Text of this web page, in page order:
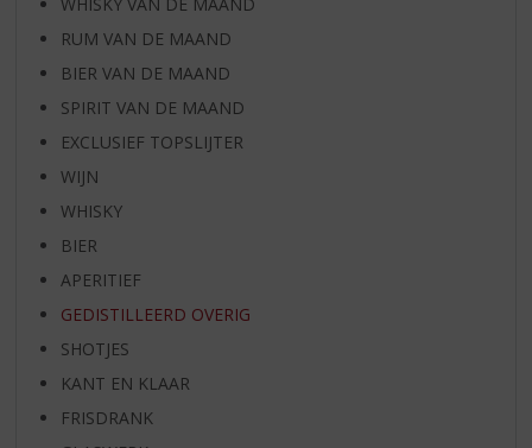
WHISKY VAN DE MAAND
RUM VAN DE MAAND
BIER VAN DE MAAND
SPIRIT VAN DE MAAND
EXCLUSIEF TOPSLIJTER
WIJN
WHISKY
BIER
APERITIEF
GEDISTILLEERD OVERIG
SHOTJES
KANT EN KLAAR
FRISDRANK